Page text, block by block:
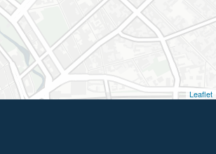
Leaflet